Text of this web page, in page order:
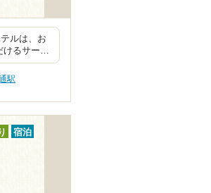
ルは、お
けるサー…
駅
宿泊